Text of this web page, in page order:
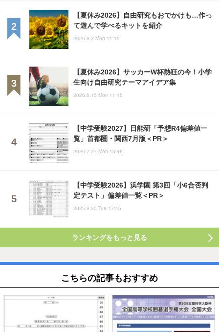
【夏休み2026】自由研究もおでかけも…作っ
て遊んで学べるキットを紹介
2026.8.3 Mon 11:15
【夏休み2026】サッカーW杯熱狂の今！小学
生向け自由研究テーマアイデア集
2026.6.15 Mon 11:15
【中学受験2027】日能研「予想R4偏差値一
覧」首都圏・関西7月版＜PR＞
2026.7.27 Mon 13:46
【中学受験2026】浜学園 第3回「小6合否判
定テスト」偏差値一覧＜PR＞
2025.9.30 Tue 17:45
ランキングをもっと見る
こちらの記事もおすすめ